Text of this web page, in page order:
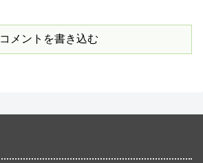
コメントを書き込む